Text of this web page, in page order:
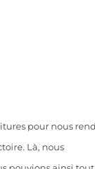
pour nous
Là, nous